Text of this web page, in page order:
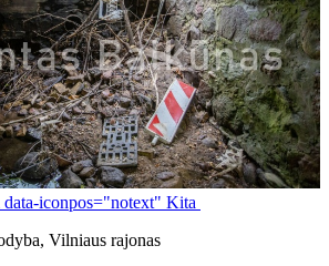
data-iconpos="notext" Kita
Vilniaus rajonas